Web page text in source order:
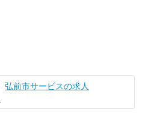
弘前市サービスの求人